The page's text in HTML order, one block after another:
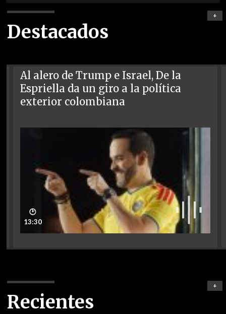
Destacados
+
Al alero de Trump e Israel, De la
Espriella da un giro a la política
exterior colombiana
🕑
13:30
Recientes
+